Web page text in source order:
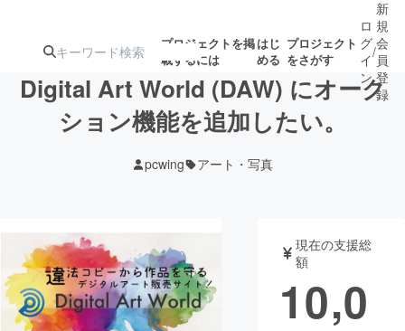
プロジェクトを掲
載するには
はじ
める
プロジェクト
をさがす
ジェクト
募集終了が近いプ
ロジェクト
アート・写真 音楽
テクノロジー・ガジェット ゲーム・
ロ
グ
イ
ン
/
新
規
会
員
登
録
Digital Art World (DAW) にオーク
ション機能を追加したい。
pcwing アート・写真
現在の支援総
額
10,0